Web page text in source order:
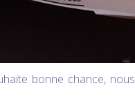
bonne chance,